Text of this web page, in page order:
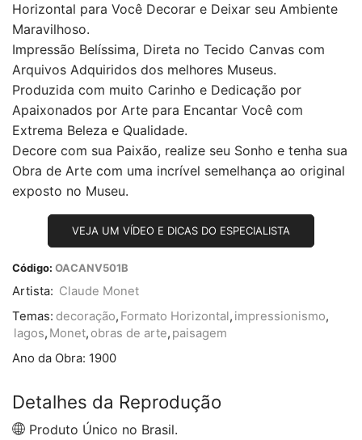
Horizontal para Você Decorar e Deixar seu Ambiente
Maravilhoso.
Impressão Belíssima, Direta no Tecido Canvas com
Arquivos Adquiridos dos melhores Museus.
Produzida com muito Carinho e Dedicação por
Apaixonados por Arte para Encantar Você com
Extrema Beleza e Qualidade.
Decore com sua Paixão, realize seu Sonho e tenha sua
Obra de Arte com uma incrível semelhança ao original
exposto no Museu.
VEJA UM VÍDEO E DICAS DO ESPECIALISTA
Código: OACANV501B
Artista: Claude Monet
Temas: decoração, Formato Horizontal, impressionismo,
lagos, Monet, obras de arte, paisagem
Ano da Obra: 1900
Detalhes da Reprodução
Produto Único no Brasil.